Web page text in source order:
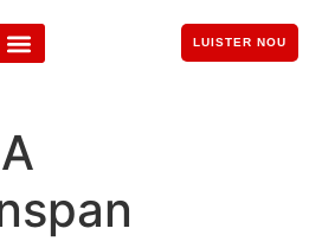
LUISTER NOU